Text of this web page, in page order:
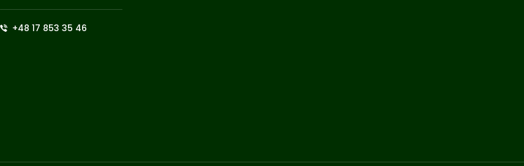
+48 17 853 35 46